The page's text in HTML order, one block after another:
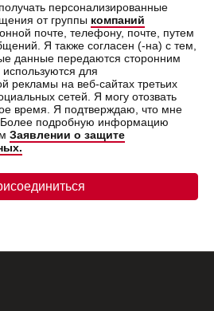
персонализированные
от группы компаний
почте, телефону, почте, путем
Я также согласен (-на) с тем,
данные передаются сторонним
для
рекламы на веб-сайтах третьих
сетей. Я могу отозвать
время. Я подтверждаю, что мне
Более подробную информацию
Заявлении о защите